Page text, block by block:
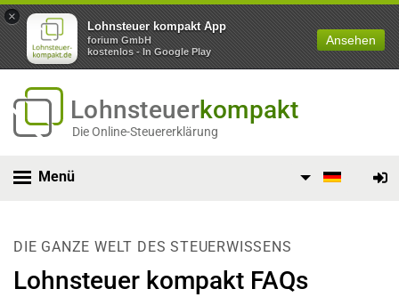
×
Lohnsteuer kompakt App
forium GmbH
kostenlos - In Google Play
Ansehen
Lohnsteuerkompakt
Die Online-Steuererklärung
Menü
DIE GANZE WELT DES STEUERWISSENS
Lohnsteuer kompakt FAQs